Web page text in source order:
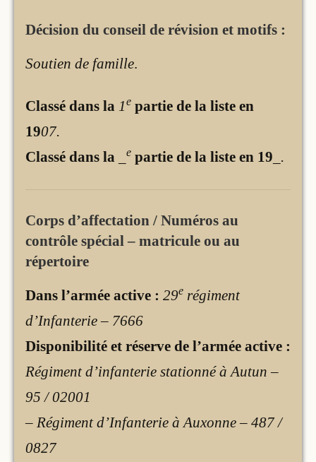
Décision du conseil de révision et motifs :
Soutien de famille.
Classé dans la 1e partie de la liste en
1907.
Classé dans la
e partie de la liste en 19 _.
Corps d’affectation / Numéros au
contrôle spécial – matricule ou au
répertoire
Dans l’armée active : 29e régiment
d’Infanterie – 7666
Disponibilité et réserve de l’armée active :
Régiment d’infanterie stationné à Autun –
95 / 02001
– Régiment d’Infanterie à Auxonne – 487 /
0827